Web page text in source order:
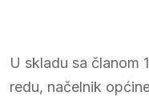
U skladu sa članom
redu, načelnik